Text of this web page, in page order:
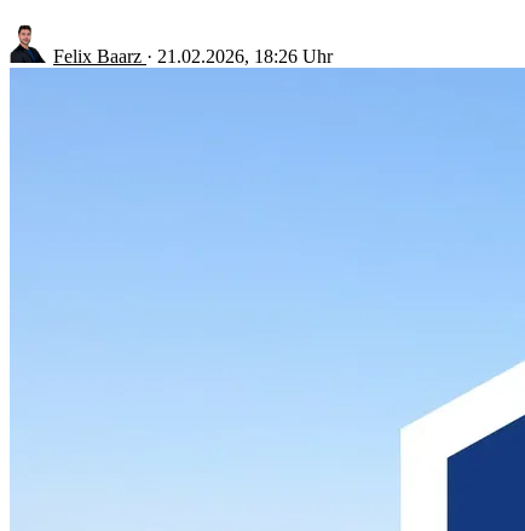
Felix Baarz · 21.02.2026, 18:26 Uhr